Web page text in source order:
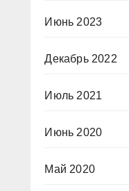
Июнь 2023
Декабрь 2022
Июль 2021
Июнь 2020
Май 2020